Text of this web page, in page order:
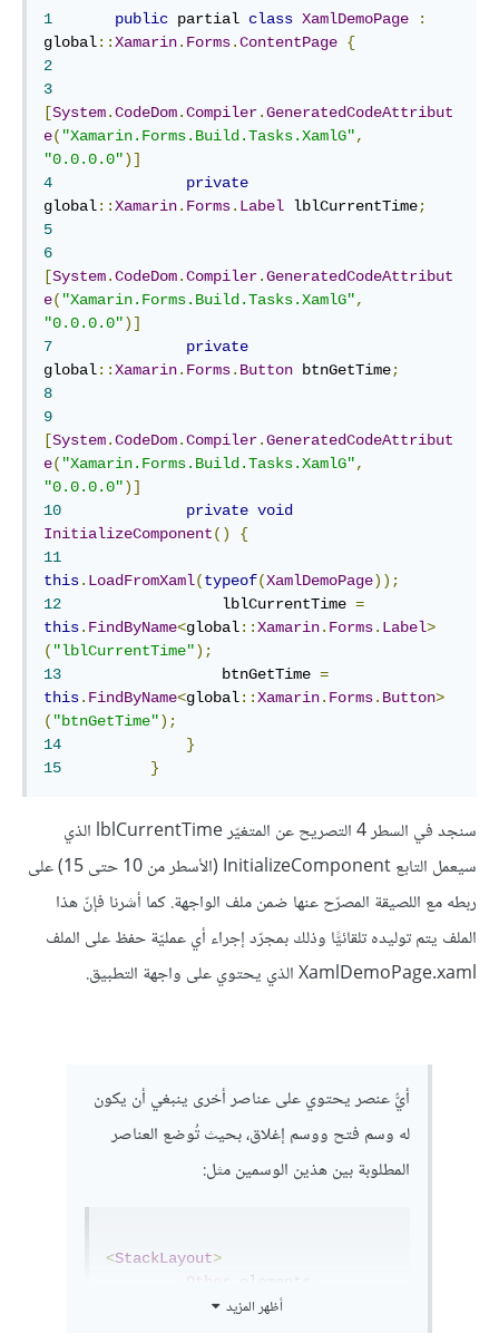
1 public partial class XamlDemoPage
:
global::Xamarin. Forms.ContentPage {
2
3
[System.CodeDom.Compiler.GeneratedCodeAttribut
e( "Xamarin.Forms.Build.Tasks.XamlG",
"0.0.0.0")]
4
private
global::Xamarin. Forms. Label lblCurrentTime;
5
6
[System.CodeDom.Compiler.GeneratedCodeAttribut
e( "Xamarin.Forms.Build.Tasks.XamlG",
"0.0.0.0")]
7
private
global::Xamarin. Forms. Button btnGetTime;
8
9
[System.CodeDom.Compiler.GeneratedCodeAttribut
e( "Xamarin.Forms.Build.Tasks.XamlG",
"0.0.0.0")]
10
private void
InitializeComponent()
{
11
this. LoadFromXaml(typeof(XamlDemoPage));
12
	            lblCurrentTime
=
this. FindByName<global::Xamarin. Forms. Label>
( "lblCurrentTime");
13
	            btnGetTime
=
this. FindByName<global::Xamarin. Forms. Button>
( "btnGetTime");
14
}
15
}
سنجد في السطر 4 التصريح عن المتغيّر lblCurrentTime الذي
سيعمل التابع InitializeComponent (الأسطر من 10 حتى 15) على
ربطه مع اللصيقة المصرّح عنها ضمن ملف الواجهة. كما أشرنا فإنّ هذا
الملف يتم توليده تلقائيًّا وذلك بمجرّد إجراء أي عمليّة حفظ على الملف
XamlDemoPage.xaml الذي يحتوي على واجهة التطبيق.
أيُّ عنصر يحتوي على عناصر أخرى ينبغي أن يكون
له وسم فتح ووسم إغلاق، بحيث تُوضع العناصر
المطلوبة بين هذين الوسمين مثل:
<StackLayout>
Other elements
StackLayout >
أظهر المزيد